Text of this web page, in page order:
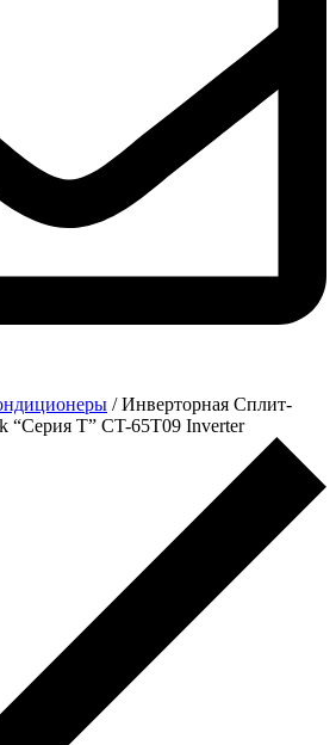
/ Инверторная Сплит-
“Серия T” CT-65T09 Inverter